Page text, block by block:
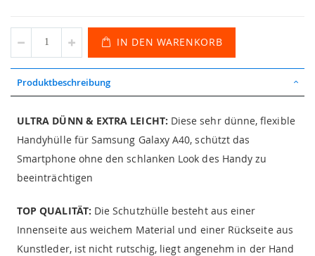
IN DEN WARENKORB
Produktbeschreibung
ULTRA DÜNN & EXTRA LEICHT: Diese sehr dünne, flexible
Handyhülle für Samsung Galaxy A40, schützt das
Smartphone ohne den schlanken Look des Handy zu
beeinträchtigen
TOP QUALITÄT: Die Schutzhülle besteht aus einer
Innenseite aus weichem Material und einer Rückseite aus
Kunstleder, ist nicht rutschig, liegt angenehm in der Hand